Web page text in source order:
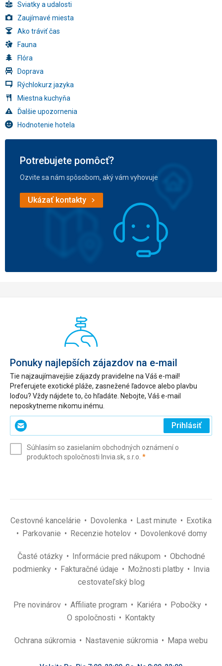
Sviatky a udalosti
Zaujímavé miesta
Ako tráviť čas
Fauna
Flóra
Doprava
Rýchlokurz jazyka
Miestna kuchyňa
Ďalšie upozornenia
Hodnotenie hotela
Potrebujete pomôcť?
Ozvite sa nám spôsobom, aký vám vyhovuje
Ukázať kontakty
Ponuky najlepších zájazdov na e-mail
Tie najzaujímavejšie zájazdy pravidelne na Váš e-mail!
Preferujete exotické pláže, zasnežené ľadovce alebo plavbu
loďou? Vždy nájdete to, čo hľadáte. Nebojte, Váš e-mail
neposkytneme nikomu inému.
Zadajte
svoj
(povinné)
Prihlásiť
Súhlasím so zasielaním obchodných oznámení o
produktoch spoločnosti Invia.sk, s.r.o. *(povinné)
Cestovné kancelárie Dovolenka Last minute
Exotika
Parkovanie
Recenzie hotelov Dovolenkové domy
Časté otázky Informácie pred nákupom
Obchodné
podmienky
Fakturačné údaje Možnosti platby
Invia
cestovateľský blog
Pre novinárov Affiliate program Kariéra
Pobočky
O spoločnosti
Kontakty
Ochrana súkromia Nastavenie súkromia Mapa webu